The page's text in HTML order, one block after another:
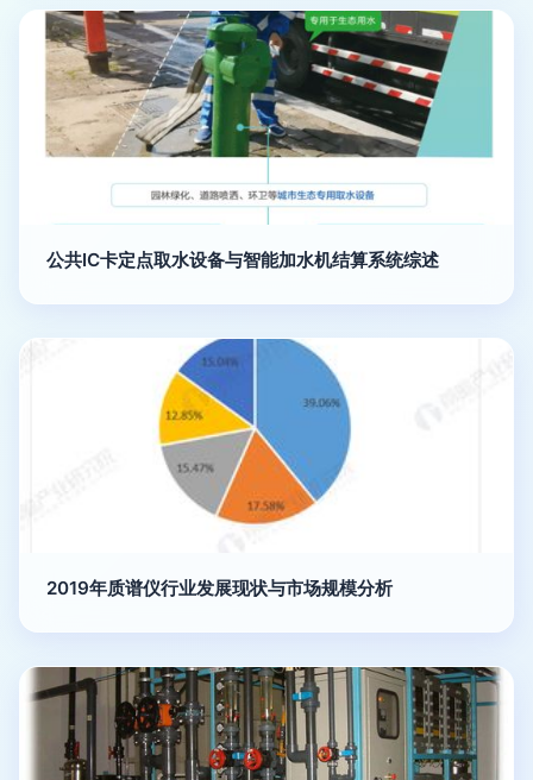
公共IC卡定点取水设备与智能加水机结算系统综述
2019年质谱仪行业发展现状与市场规模分析